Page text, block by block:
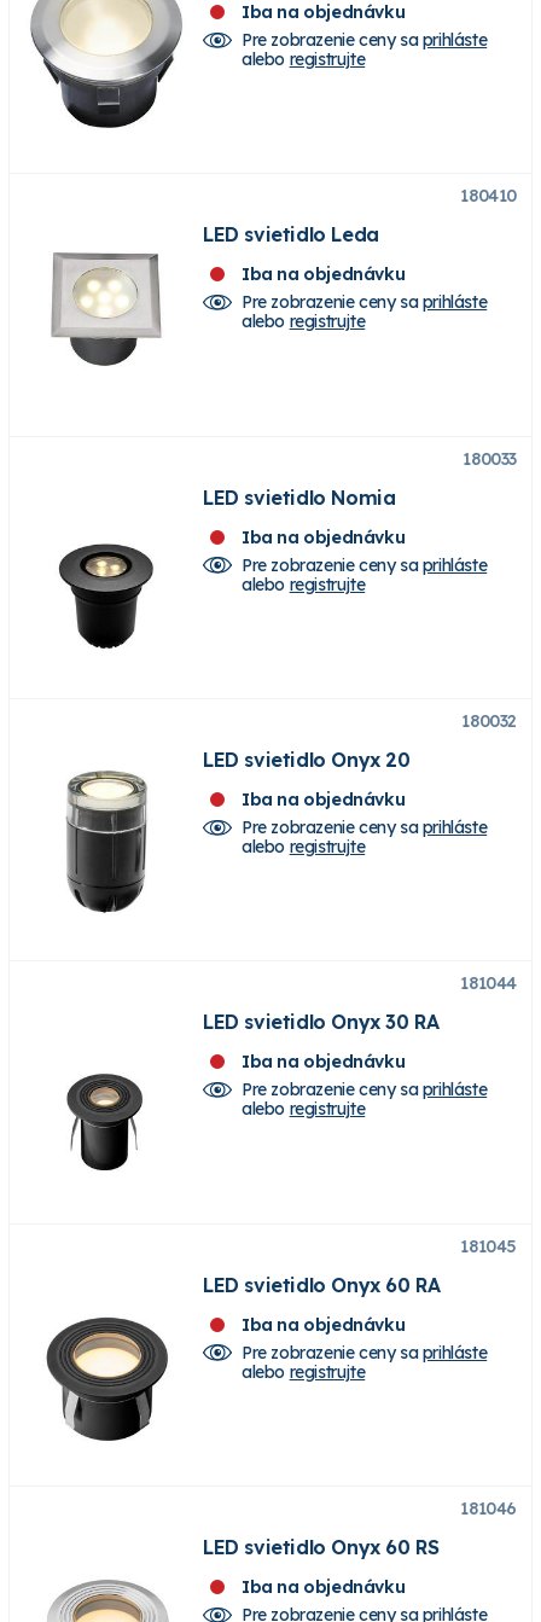
Iba na objednávku
Pre zobrazenie ceny saprihláste
alebo registrujte
180410
LED svietidlo Leda
Iba na objednávku
Pre zobrazenie ceny saprihláste
alebo registrujte
180033
LED svietidlo Nomia
Iba na objednávku
Pre zobrazenie ceny saprihláste
alebo registrujte
180032
LED svietidlo Onyx 20
Iba na objednávku
Pre zobrazenie ceny saprihláste
alebo registrujte
181044
LED svietidlo Onyx 30 RA
Iba na objednávku
Pre zobrazenie ceny saprihláste
alebo registrujte
181045
LED svietidlo Onyx 60 RA
Iba na objednávku
Pre zobrazenie ceny saprihláste
alebo registrujte
181046
LED svietidlo Onyx 60 RS
Iba na objednávku
Pre zobrazenie ceny saprihláste